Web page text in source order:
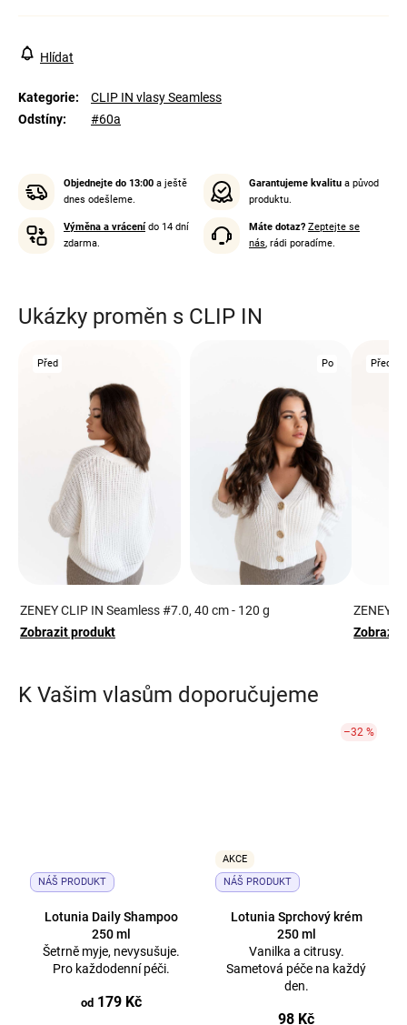
Kategorie:
CLIP IN vlasy Seamless
Odstíny: #60a
Hlídat
Objednejte do 13:00 a ještě
dnes odešleme.
Garantujeme kvalitu a původ
produktu.
Výměna a vrácenído 14 dní
zdarma.
Máte dotaz? Zeptejte se
nás, rádi poradíme.
Ukázky proměn s CLIP IN
ZENEY CLIP IN Seamless #7.0, 40 cm - 120 g
Zobrazit produkt
Před Po
ZENEY
Zobrazit
Před
K Vašim vlasům doporučujeme
NÁŠ PRODUKT
Lotunia Daily Shampoo
250 ml
Šetrně myje, nevysušuje.
Pro každodenní péči.
od179 Kč
AKCE
NÁŠ PRODUKT
–32 %
Lotunia Sprchový krém
250 ml
Vanilka a citrusy.
Sametová péče na každý
den.
98 Kč